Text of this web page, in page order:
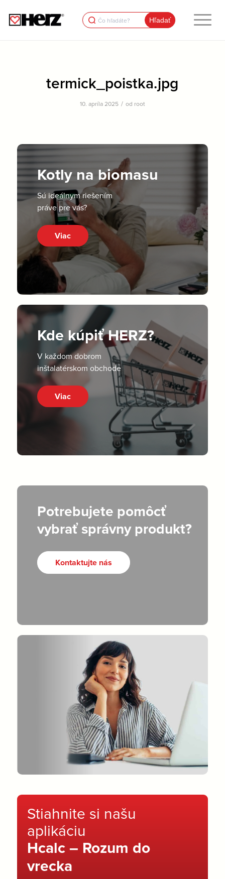
Search
for:
termick_poistka.jpg
10. apríla 2025 / od root
Kotly na biomasu
Sú ideálnym riešením
práve pre vás?
Viac
Kde kúpiť HERZ?
V každom dobrom
inštalatérskom obchode
Viac
Potrebujete pomôcť
vybrať správny produkt?
Kontaktujte nás
Stiahnite si našu
aplikáciu
Hcalc – Rozum do
vrecka